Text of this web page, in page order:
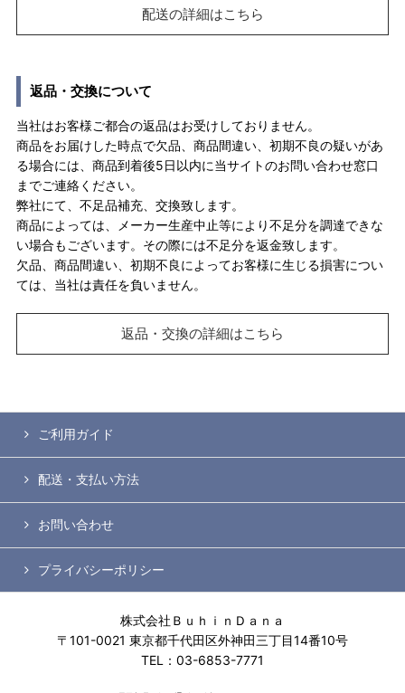
配送の詳細はこちら
返品・交換について
当社はお客様ご都合の返品はお受けしておりません。
商品をお届けした時点で欠品、商品間違い、初期不良の疑いがあ
る場合には、商品到着後5日以内に当サイトのお問い合わせ窓口
までご連絡ください。
弊社にて、不足品補充、交換致します。
商品によっては、メーカー生産中止等により不足分を調達できな
い場合もございます。その際には不足分を返金致します。
欠品、商品間違い、初期不良によってお客様に生じる損害につい
ては、当社は責任を負いません。
返品・交換の詳細はこちら
ご利用ガイド
配送・支払い方法
お問い合わせ
プライバシーポリシー
株式会社ＢｕｈｉｎＤａｎａ
〒101-0021 東京都千代田区外神田三丁目14番10号
TEL：03-6853-7771